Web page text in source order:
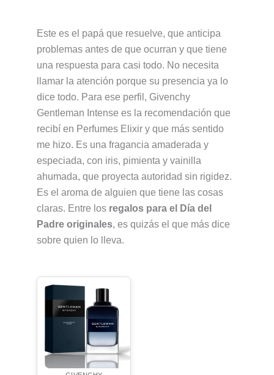
Este es el papá que resuelve, que anticipa
problemas antes de que ocurran y que tiene
una respuesta para casi todo. No necesita
llamar la atención porque su presencia ya lo
dice todo. Para ese perfil, Givenchy
Gentleman Intense es la recomendación que
recibí en Perfumes Elixir y que más sentido
me hizo. Es una fragancia amaderada y
especiada, con iris, pimienta y vainilla
ahumada, que proyecta autoridad sin rigidez.
Es el aroma de alguien que tiene las cosas
claras. Entre los regalos para el Día del
Padre originales, es quizás el que más dice
sobre quien lo lleva.